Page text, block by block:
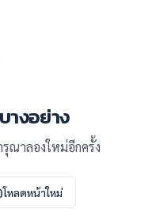
างอย่าง
ณาลองใหม่อีกครั้ง
โหลดหน้าใหม่